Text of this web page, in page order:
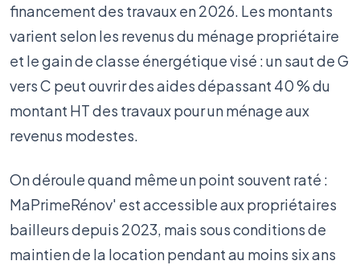
financement des travaux en 2026. Les montants
varient selon les revenus du ménage propriétaire
et le gain de classe énergétique visé : un saut de G
vers C peut ouvrir des aides dépassant 40 % du
montant HT des travaux pour un ménage aux
revenus modestes.
On déroule quand même un point souvent raté :
MaPrimeRénov' est accessible aux propriétaires
bailleurs depuis 2023, mais sous conditions de
maintien de la location pendant au moins six ans